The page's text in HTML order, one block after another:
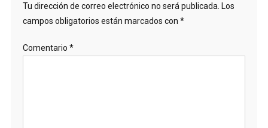
Tu dirección de correo electrónico no será publicada. Los
campos obligatorios están marcados con *
Comentario *